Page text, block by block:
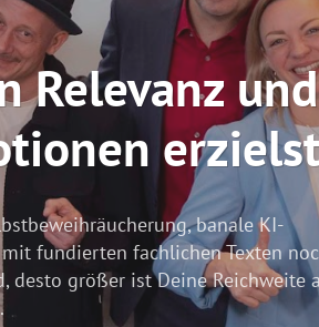
und
erzielst
banale KI-
fachlichen Texten noch
ist Deine Reichweite auf